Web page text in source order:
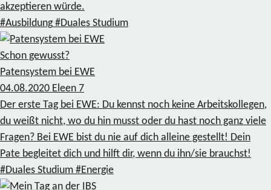
akzeptieren würde.
#Ausbildung #Duales Studium
Schon gewusst?
Patensystem bei EWE
04.08.2020 Eleen 7
Der erste Tag bei EWE: Du kennst noch keine Arbeitskollegen,
du weißt nicht, wo du hin musst oder du hast noch ganz viele
Fragen? Bei EWE bist du nie auf dich alleine gestellt! Dein
Pate begleitet dich und hilft dir, wenn du ihn/sie brauchst!
#Duales Studium #Energie